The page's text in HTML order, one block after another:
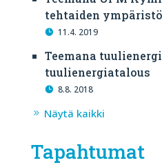
tehtaiden
11.4. 2019
Teemana
tuulienergiatalous
8.8. 2018
Näytä kaikki
Tapahtumat